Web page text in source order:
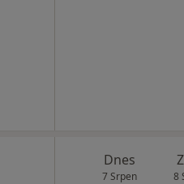
Dnes
7 Srpen 8